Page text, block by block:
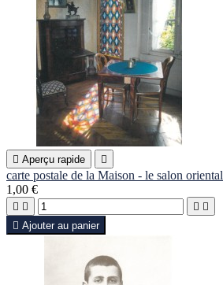
 Aperçu rapide 
carte postale de la Maison - le salon oriental
1,00 €
   
 Ajouter au panier